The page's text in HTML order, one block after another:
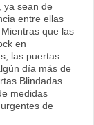
ya sean de
entre ellas
que las
en
las puertas
día más de
Blindadas
medidas
de